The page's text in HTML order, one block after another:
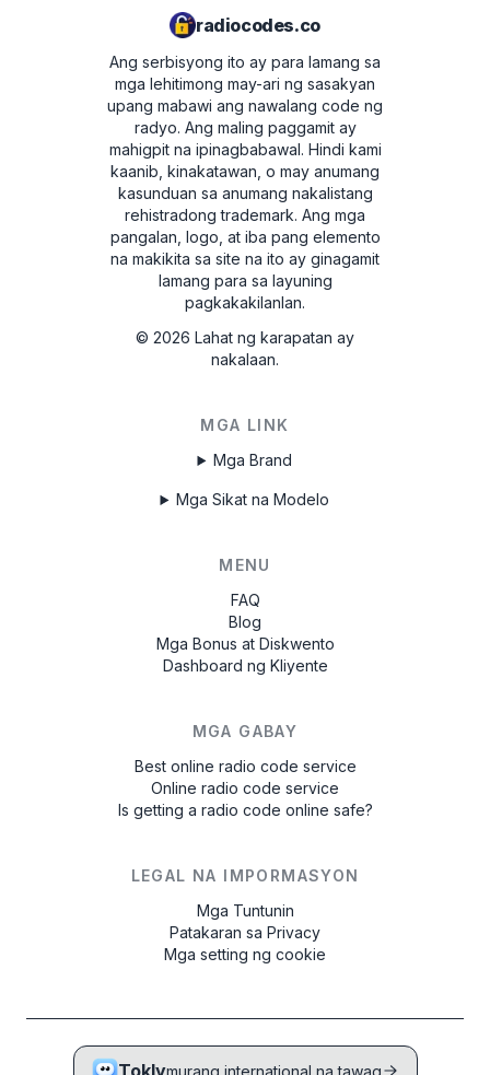
HN445-UN
11 07 0210
(01) 1 880 912179 001 7 (21) 11 07 0795
7918HN065012235
65012235
FD0893456589123
UAU4934567X
FSV83345678X
radiocodes.co
Ang serbisyong ito ay para lamang sa
mga lehitimong may-ari ng sasakyan
upang mabawi ang nawalang code ng
radyo. Ang maling paggamit ay
mahigpit na ipinagbabawal. Hindi kami
kaanib, kinakatawan, o may anumang
kasunduan sa anumang nakalistang
rehistradong trademark. Ang mga
pangalan, logo, at iba pang elemento
na makikita sa site na ito ay ginagamit
lamang para sa layuning
pagkakakilanlan.
© 2026 Lahat ng karapatan ay
nakalaan.
MGA LINK
Mga Brand
Mga Sikat na Modelo
MENU
FAQ
Blog
Mga Bonus at Diskwento
Dashboard ng Kliyente
MGA GABAY
Best online radio code service
Online radio code service
Is getting a radio code online safe?
LEGAL NA IMPORMASYON
Mga Tuntunin
Patakaran sa Privacy
Mga setting ng cookie
Toklymurang international na tawag